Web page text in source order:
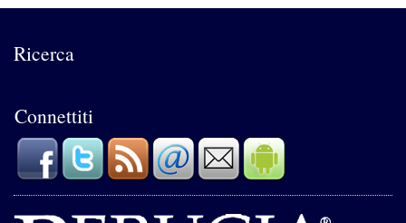
Ricerca
Connettiti